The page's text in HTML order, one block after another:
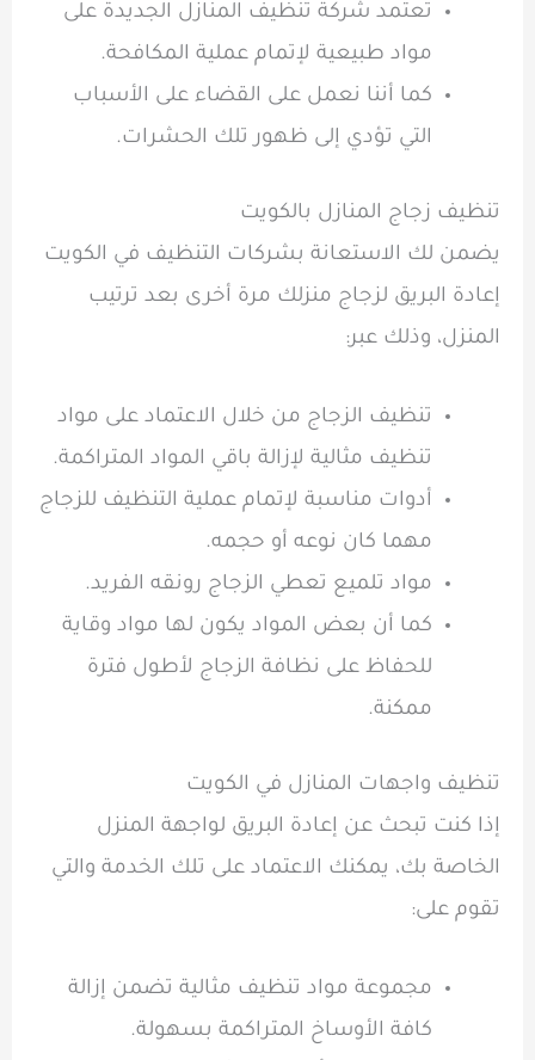
تعتمد شركة تنظيف المنازل الجديدة على
مواد طبيعية لإتمام عملية المكافحة.
كما أننا نعمل على القضاء على الأسباب
التي تؤدي إلى ظهور تلك الحشرات.
تنظيف زجاج المنازل بالكويت
يضمن لك الاستعانة بشركات التنظيف في الكويت
إعادة البريق لزجاج منزلك مرة أخرى بعد ترتيب
المنزل، وذلك عبر:
تنظيف الزجاج من خلال الاعتماد على مواد
تنظيف مثالية لإزالة باقي المواد المتراكمة.
أدوات مناسبة لإتمام عملية التنظيف للزجاج
مهما كان نوعه أو حجمه.
مواد تلميع تعطي الزجاج رونقه الفريد.
كما أن بعض المواد يكون لها مواد وقاية
للحفاظ على نظافة الزجاج لأطول فترة
ممكنة.
تنظيف واجهات المنازل في الكويت
إذا كنت تبحث عن إعادة البريق لواجهة المنزل
الخاصة بك، يمكنك الاعتماد على تلك الخدمة والتي
تقوم على:
مجموعة مواد تنظيف مثالية تضمن إزالة
كافة الأوساخ المتراكمة بسهولة.